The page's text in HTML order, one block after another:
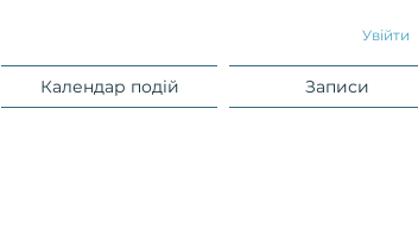
Увійти
Календар подій Записи